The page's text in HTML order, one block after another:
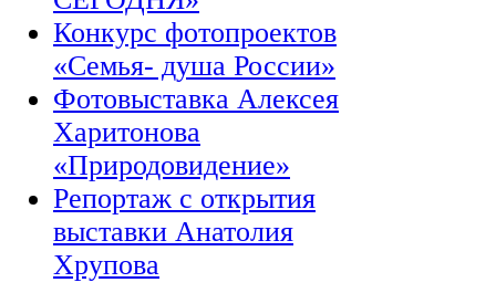
Конкурс фотопроектов
«Семья- душа России»
Фотовыставка Алексея
Харитонова
«Природовидение»
Репортаж с открытия
выставки Анатолия
Хрупова